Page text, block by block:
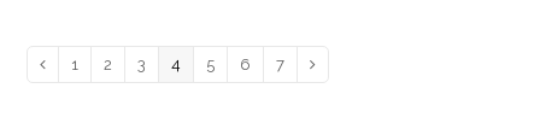
Previous
Page
1 Page
2 Page
3 Page
4 Page
5 Page
6 Page
7 Next